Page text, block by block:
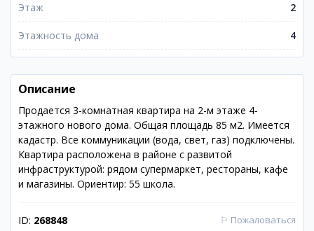
Этаж 2
Этажность дома 4
Описание
Продается 3-комнатная квартира на 2-м этаже 4-
этажного нового дома. Общая площадь 85 м2. Имеется
кадастр. Все коммуникации (вода, свет, газ) подключены.
Квартира расположена в районе с развитой
инфраструктурой: рядом супермаркет, рестораны, кафе
и магазины. Ориентир: 55 школа.
ID: 268848 ⚐ Пожаловаться